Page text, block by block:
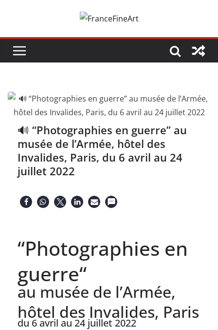
🔊 “Photographies en guerre” au
musée de l’Armée, hôtel des
Invalides, Paris, du 6 avril au 24
juillet 2022
“Photographies en
guerre“
au musée de l’Armée,
hôtel des Invalides, Paris
du 6 avril au 24 juillet 2022